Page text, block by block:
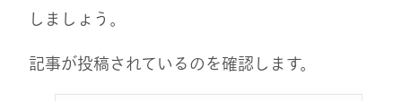
しましょう。
記事が投稿されているのを確認します。